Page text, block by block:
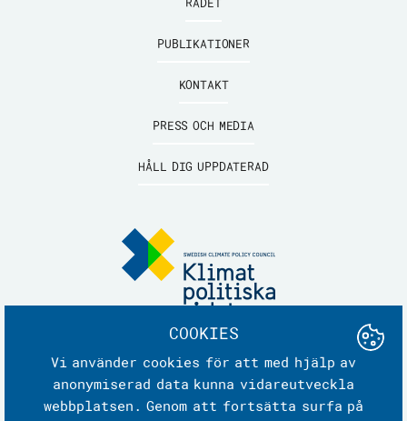
RÅDET
PUBLIKATIONER
KONTAKT
PRESS OCH MEDIA
HÅLL DIG UPPDATERAD
Box 1206, SE-111 82 Stockholm
COOKIES
Vi använder cookies för att med hjälp av
anonymiserad data kunna vidareutveckla
webbplatsen. Genom att fortsätta surfa på